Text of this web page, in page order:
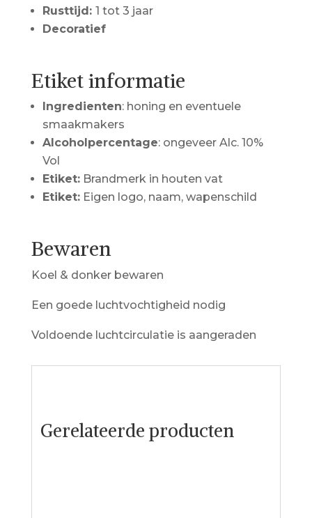
Rusttijd: 1 tot 3 jaar
Decoratief
Etiket informatie
Ingredienten: honing en eventuele
smaakmakers
Alcoholpercentage: ongeveer Alc. 10%
Vol
Etiket:Brandmerk in houten vat
Etiket:Eigen logo, naam, wapenschild
Bewaren
Koel & donker bewaren
Een goede luchtvochtigheid nodig
Voldoende luchtcirculatie is aangeraden
Gerelateerde producten